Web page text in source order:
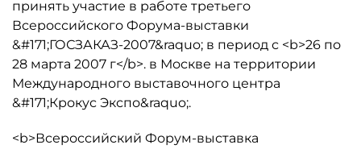
принять участие в работе третьего
Всероссийского Форума-выставки
&#171;ГОСЗАКАЗ-2007&raquo; в период с <b>26 по
28 марта 2007 г</b>. в Москве на территории
Международного выставочного центра
&#171;Крокус Экспо&raquo;.
<b>Всероссийский Форум-выставка